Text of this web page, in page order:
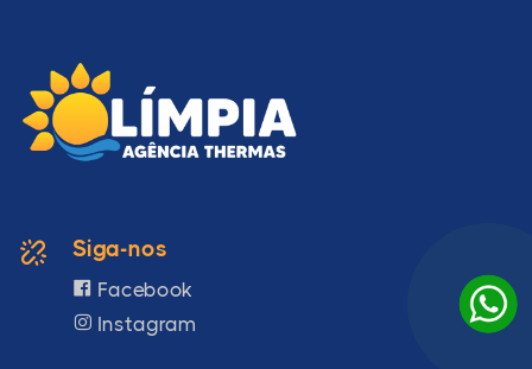
Siga-nos
Facebook
Instagram